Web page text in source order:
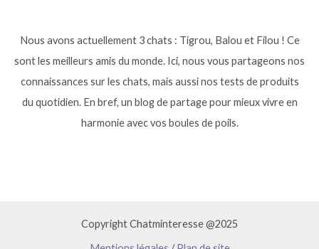
Nous avons actuellement 3 chats : Tigrou, Balou et Filou ! Ce
sont les meilleurs amis du monde. Ici, nous vous partageons nos
connaissances sur les chats, mais aussi nos tests de produits
du quotidien. En bref, un blog de partage pour mieux vivre en
harmonie avec vos boules de poils.
Copyright Chatminteresse @2025